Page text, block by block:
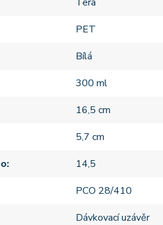
PET
Bílá
300 ml
16,5 cm
5,7 cm
14,5
PCO 28/410
Dávkovací uzávěr